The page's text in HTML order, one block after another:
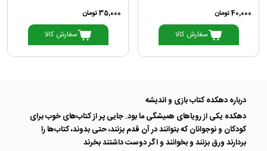
40,000 تومان
سفارش کالا
35,000 تومان
سفارش کالا
درباره دهکده کتاب بازی و اندیشه
دهکده یکی از رویاهای همیشگی ما بود. جایی پر از کتاب‌های خوب برای
کودکان و نوجوانان که بتوانند در آن قدم بزنند، حتی بدوند، کتاب‌ها را
بردارند ورق بزنند و بخوانند و اگر دوست داشتند بخرند